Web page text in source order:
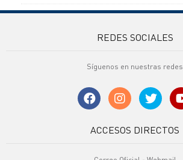
REDES SOCIALES
Síguenos en nuestras redes
ACCESOS DIRECTOS